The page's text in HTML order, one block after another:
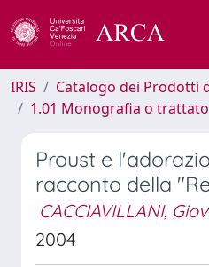
IRIS Catalogo dei Prodotti
1.01 Monografia o
Proust e
racconto della
CACCIAVILLANI,
2004